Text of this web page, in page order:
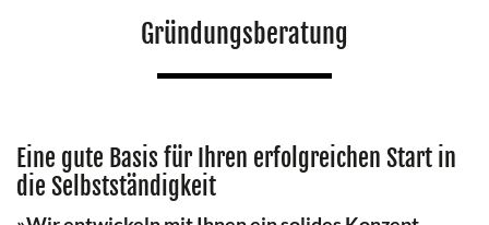
Gründungsberatung
Eine gute Basis für Ihren erfolgreichen Start in
die Selbstständigkeit